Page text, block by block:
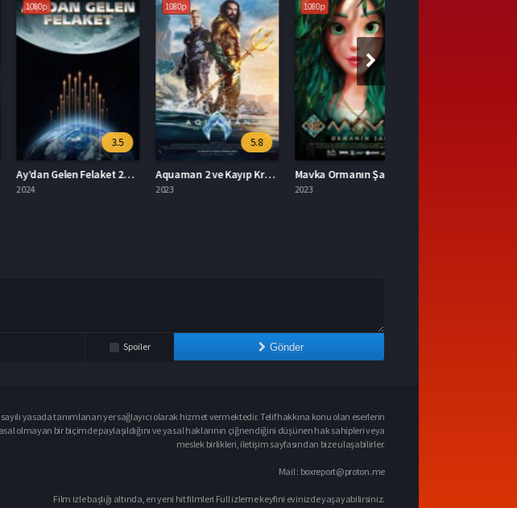
3.5
Ay’dan Gelen Felaket 2024 – Ay’dan Gelen Felaket 1080p Turkce Dublaj izle
1080p
5.8
Aquaman 2 ve Kayıp Krallık 2023 – Aquaman 2 ve Kayıp Krallık 1080p Turkce Dublaj izle
1080p
7
Mavka Ormanın Şarkısı 2023 – Yerli Film 1080p Turkce Dublaj izle
Spoiler Gönder
sayılı yasada tanımlanan yer sağlayıcı olarak hizmet vermektedir. Telif hakkına konu olan eserlerin
olmayan bir biçimde paylaşıldığını ve yasal haklarının çiğnendiğini düşünen hak sahipleri veya
meslek birlikleri, iletişim sayfasından bize ulaşabilirler.
Mail : boxreport@proton.me
Film izle başlığı altında, en yeni hit filmleri Full izleme keyfini evinizde yaşayabilirsiniz.